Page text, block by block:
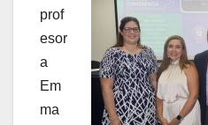
prof
esor
a
Em
ma